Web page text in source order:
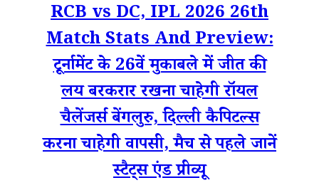
RCB vs DC, IPL 2026 26th
Match Stats And Preview:
टूर्नामेंट के 26वें मुकाबले में जीत की
लय बरकरार रखना चाहेगी रॉयल
चैलेंजर्स बेंगलुरु, दिल्ली कैपिटल्स
करना चाहेगी वापसी, मैच से पहले जानें
स्टैट्स एंड प्रीव्यू